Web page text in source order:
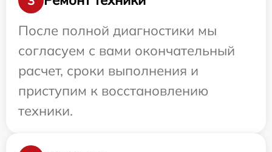
После полной диагностики мы
согласуем с вами окончательный
расчет, сроки выполнения и
приступим к восстановлению
техники.